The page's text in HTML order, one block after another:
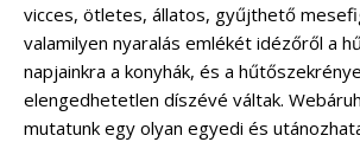
vicces, ötletes, állatos, gyűjthető
valamilyen nyaralás emlékét idézőről a
napjainkra a konyhák, és a
elengedhetetlen díszévé váltak.
mutatunk egy olyan egyedi és